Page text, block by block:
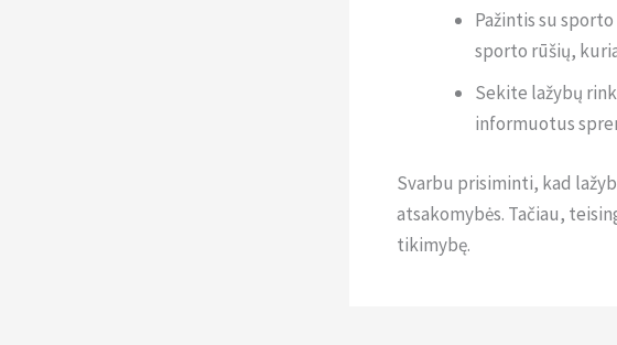
Pažintis su
sporto rūšių,
Sekite lažybų
informuotus
Svarbu prisiminti, kad
atsakomybės. Tačiau,
tikimybę.